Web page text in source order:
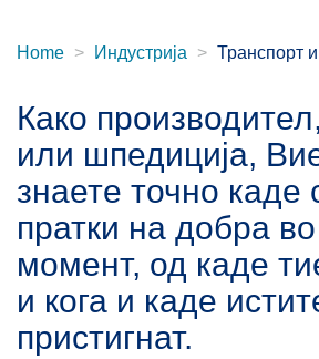
Home Индустрија Транспорт
Како
или шпедиција,
знаете точно каде
пратки на добра во
момент, од каде
и кога и каде
пристигнат.